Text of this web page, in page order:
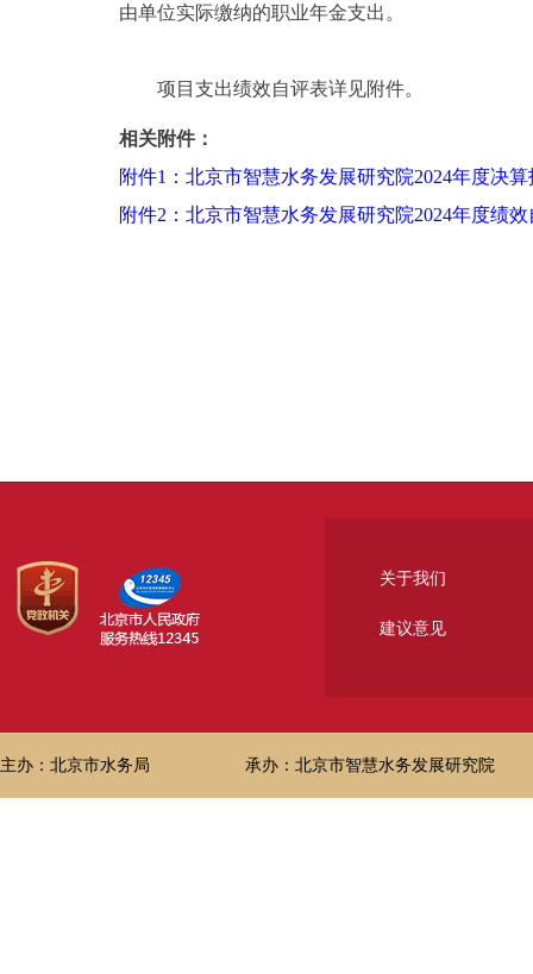
由单位实际缴纳的职业年金支出。
项目支出绩效自评表详见附件。
相关附件：
附件1：北京市智慧水务发展研究院2024年度决算
附件2：北京市智慧水务发展研究院2024年度绩
关于我们
建议意见
主办：北京市水务局 承办：北京市智慧水务发展研究院